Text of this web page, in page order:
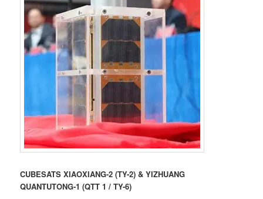
CUBESATS XIAOXIANG-2 (TY-2) & YIZHUANG
QUANTUTONG-1 (QTT 1 / TY-6)